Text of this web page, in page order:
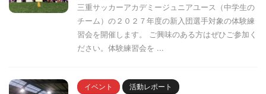
三重サッカーアカデミージュニアユース（中学生の
チーム）の２０２７年度の新入団選手対象の体験練
習会を開催します。 ご興味のある方はぜひご参加く
ださい。体験練習会を ...
イベント 活動レポート